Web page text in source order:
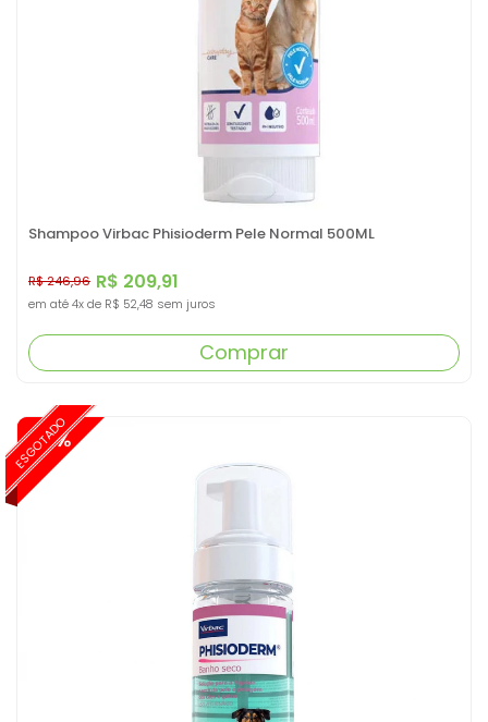
Shampoo Virbac Phisioderm Pele Normal 500ML
R$ 209,91
R$ 246,96
em até 4x de R$ 52,48 sem juros
Comprar
ESGOTADO
-15%